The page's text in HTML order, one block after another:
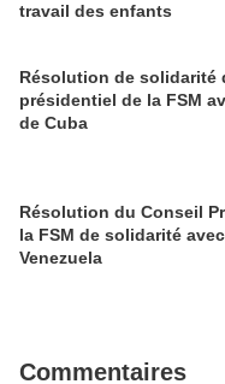
travail des enfants
Résolution de solidarité
présidentiel de la FSM
de Cuba
Résolution du Conseil
la FSM de solidarité
Venezuela
Commentaires